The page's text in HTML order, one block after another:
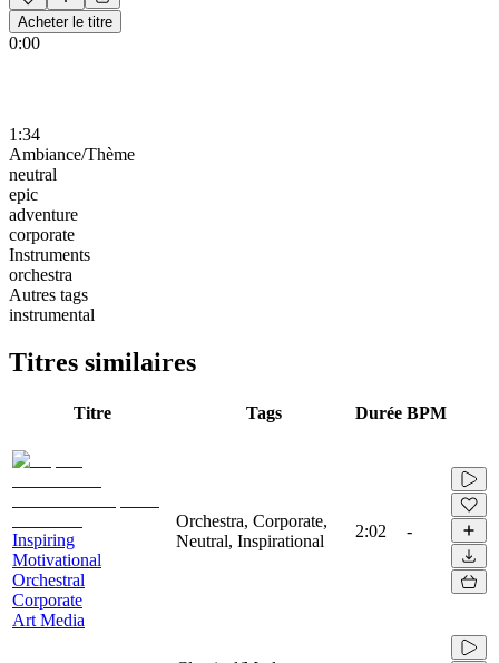
Acheter le titre
0:00
1:34
Ambiance/Thème
neutral
epic
adventure
corporate
Instruments
orchestra
Autres tags
instrumental
Titres similaires
Titre Tags Durée BPM
Inspiring
Motivational
Orchestral
Corporate
Art Media
Orchestra, Corporate,
Neutral, Inspirational
2:02 -